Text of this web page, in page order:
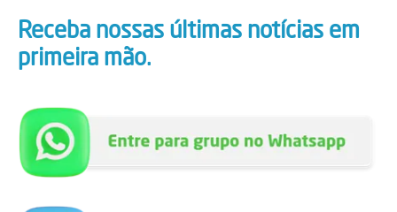
Receba nossas últimas notícias em
primeira mão.